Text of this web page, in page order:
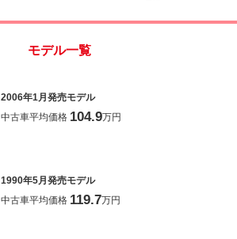
モデル一覧
2006年1月発売モデル
中古車平均価格 104.9万円
1990年5月発売モデル
中古車平均価格 119.7万円